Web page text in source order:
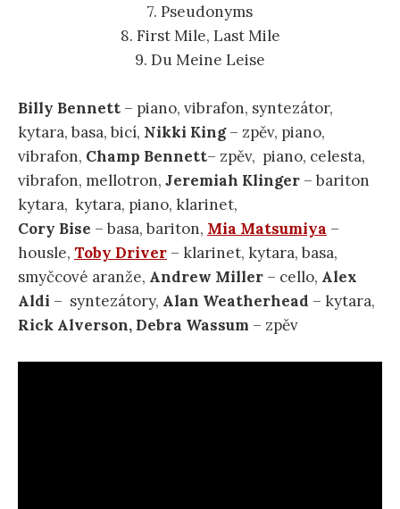
7. Pseudonyms
8. First Mile, Last Mile
9. Du Meine Leise
Billy Bennett – piano, vibrafon, syntezátor,
kytara, basa, bicí, Nikki King– zpěv, piano,
vibrafon, Champ Bennett– zpěv, piano, celesta,
vibrafon, mellotron, Jeremiah Klinger – bariton
kytara, kytara, piano, klarinet,
Cory Bise – basa, bariton, Mia Matsumiya –
housle, Toby Driver – klarinet, kytara, basa,
smyčcové aranže, Andrew Miller – cello, Alex
Aldi – syntezátory, Alan Weatherhead – kytara,
Rick Alverson, Debra Wassum – zpěv